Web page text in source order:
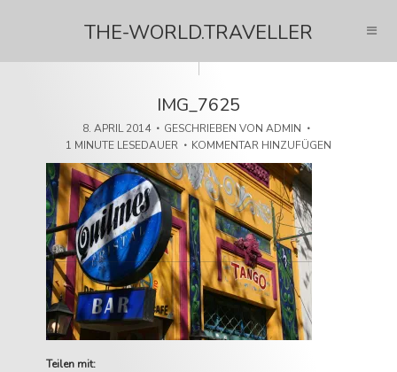
THE-WORLD.TRAVELLER
IMG_7625
8. APRIL 2014 GESCHRIEBEN VON ADMIN
1 MINUTE LESEDAUER
KOMMENTAR HINZUFÜGEN
Teilen mit: